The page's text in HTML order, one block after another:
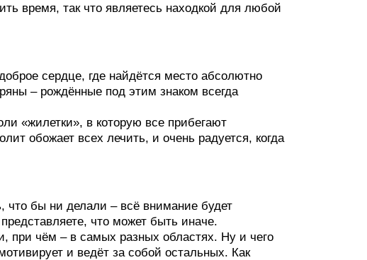
время, так что являетесь находкой для любой
сердце, где найдётся место абсолютно
– рождённые под этим знаком всегда
«жилетки», в которую все прибегают
обожает всех лечить, и очень радуется, когда
что бы ни делали – всё внимание будет
что может быть иначе.
при чём – в самых разных областях. Ну и чего
и ведёт за собой остальных. Как